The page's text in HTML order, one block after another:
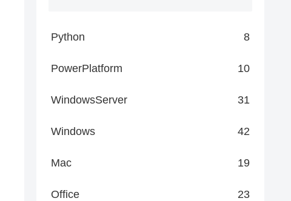
Python 8
PowerPlatform 10
WindowsServer 31
Windows 42
Mac 19
Office 23